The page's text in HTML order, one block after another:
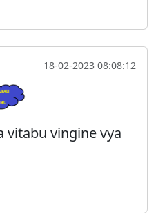
18-02-2023 08:08:12
vitabu vingine vya